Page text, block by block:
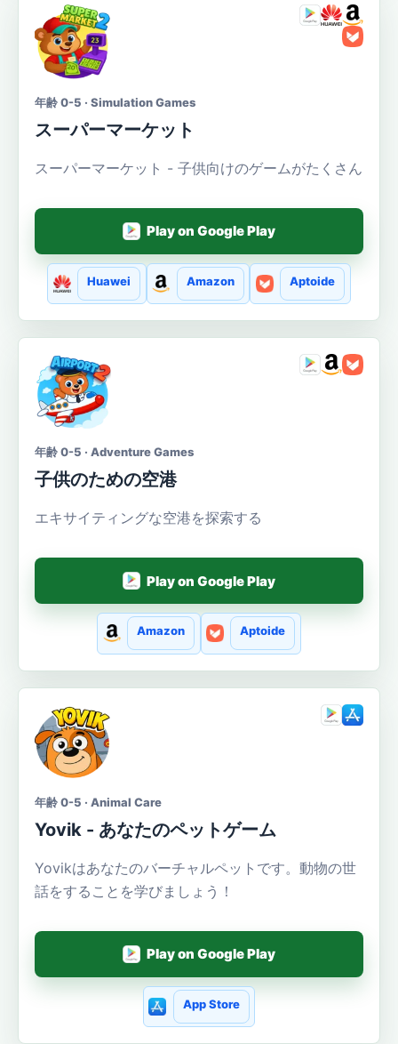
年齢 0-5 · Simulation Games
スーパーマーケット
スーパーマーケット - 子供向けのゲームがたくさん
Play on Google Play
Huawei Amazon Aptoide
年齢 0-5 · Adventure Games
子供のための空港
エキサイティングな空港を探索する
Play on Google Play
Amazon Aptoide
年齢 0-5 · Animal Care
Yovik - あなたのペットゲーム
Yovikはあなたのバーチャルペットです。動物の世
話をすることを学びましょう！
Play on Google Play
App Store